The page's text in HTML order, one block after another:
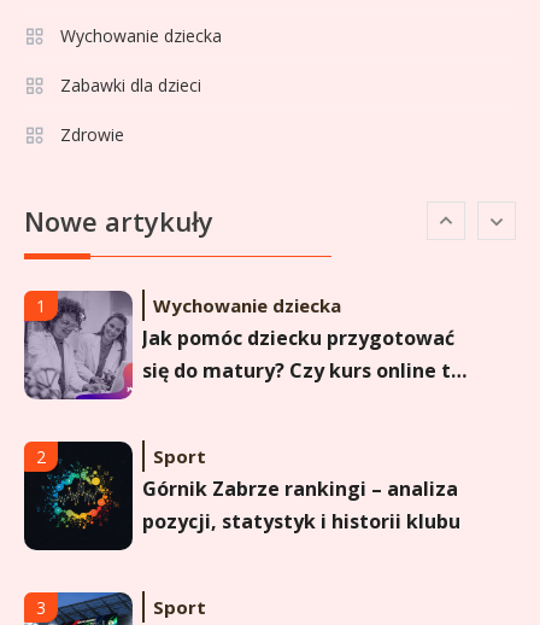
Wychowanie dziecka
Zabawki dla dzieci
Zdrowie
Nowe artykuły
Lech Poznań rankingi: Analiza
pozycji w Ekstraklasie i
historyczne dane
1 Wychowanie dziecka
Jak pomóc dziecku przygotować
się do matury? Czy kurs online to
maturzysty?
2 Sport
Górnik Zabrze rankingi – analiza
pozycji, statystyk i historii klubu
3 Sport